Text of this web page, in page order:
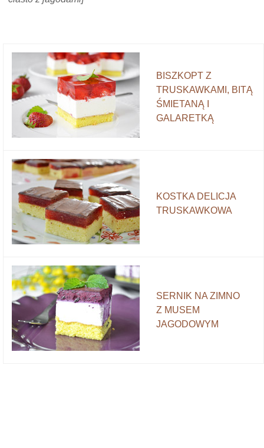
BISZKOPT Z
TRUSKAWKAMI, BITĄ
ŚMIETANĄ I
GALARETKĄ
KOSTKA DELICJA
TRUSKAWKOWA
SERNIK NA ZIMNO
Z MUSEM
JAGODOWYM